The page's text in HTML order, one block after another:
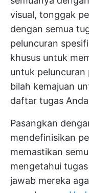
visual, tonggak
dengan semua
peluncuran
khusus untuk
untuk
bilah kemajuan
daftar tugas
Pasangkan
mendefinisikan
memastikan
mengetahui
jawab mereka